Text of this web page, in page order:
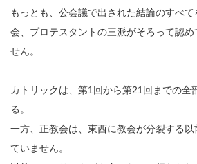
もっとも、公会議で出された結論のすべ
会、プロテスタントの三派がそろって認め
せん。
カトリックは、第1回から第21回までの全
る。
一方、正教会は、東西に教会が分裂する
ていません。